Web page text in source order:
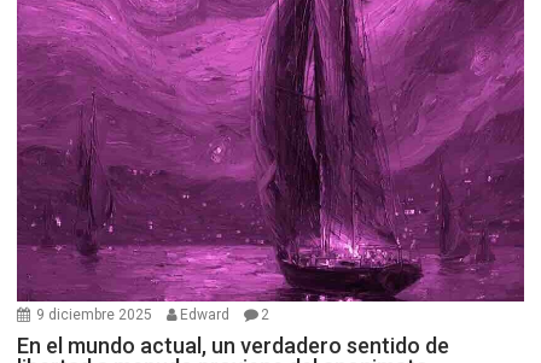
9 diciembre 2025 Edward 2
En el mundo actual, un verdadero sentido de